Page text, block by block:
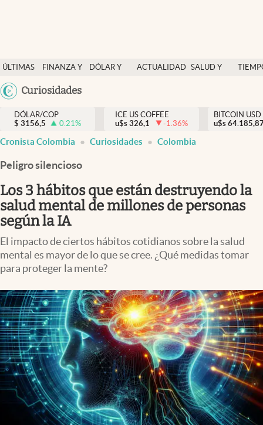
ÚLTIMAS
NOTICIAS
FINANZA Y
DÓLAR Y
ACTUALIDAD SALUD Y
México
Curiosidades
Salud y nutrición
Vida espiritual
Actualidad
Colombia
DÓLAR/COP
$ 3156,5 0.21%
ICE US COFFEE
u$s 326,1 -1.36%
BITCOIN USD
u$s
Cronista Colombia Curiosidades Colombia
Peligro silencioso
Los 3 hábitos que están destruyendo la
salud mental de millones de personas
según la IA
El impacto de ciertos hábitos cotidianos sobre la salud
mental es mayor de lo que se cree. ¿Qué medidas tomar
para proteger la mente?